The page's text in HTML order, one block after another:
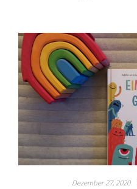
Dezember 27, 2020